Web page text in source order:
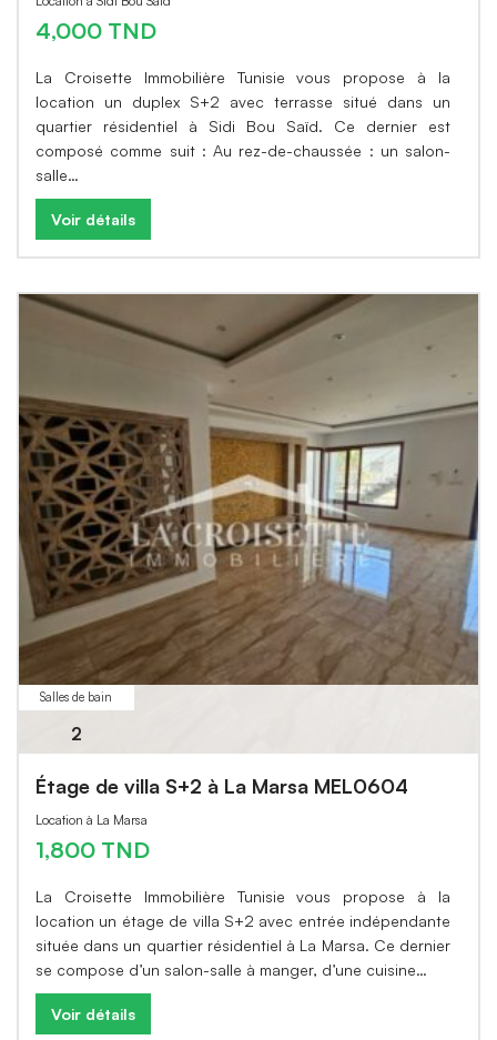
4,000 TND
La Croisette Immobilière Tunisie vous propose à la
location un duplex S+2 avec terrasse situé dans un
quartier résidentiel à Sidi Bou Saïd. Ce dernier est
composé comme suit : Au rez-de-chaussée : un salon-
salle…
Voir détails
Salles de bain
2
Étage de villa S+2 à La Marsa MEL0604
Location à La Marsa
1,800 TND
La Croisette Immobilière Tunisie vous propose à la
location un étage de villa S+2 avec entrée indépendante
située dans un quartier résidentiel à La Marsa. Ce dernier
se compose d’un salon-salle à manger, d’une cuisine…
Voir détails